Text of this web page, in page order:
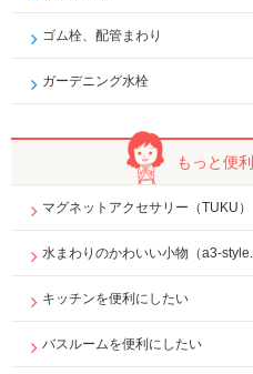
ゴム栓、配管まわり
ガーデニング水栓
もっと便
マグネットアクセサリー（TUKU）
水まわりのかわいい小物（a3-
キッチンを便利にしたい
バスルームを便利にしたい